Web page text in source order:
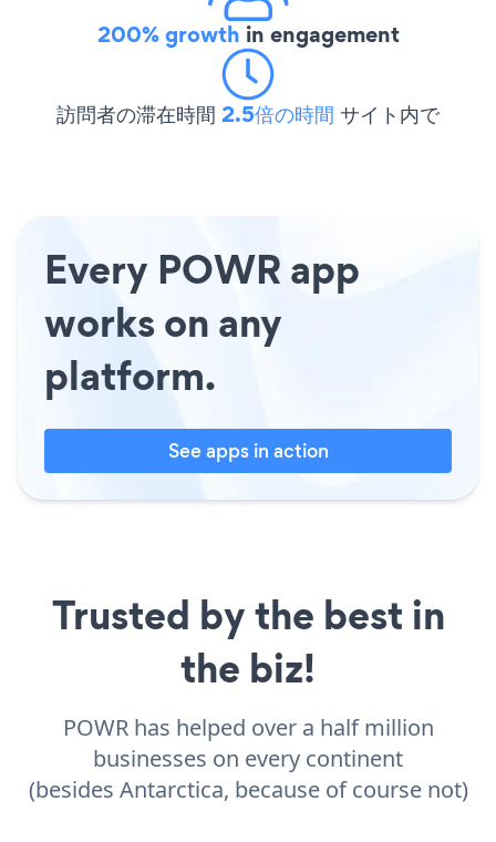
200% growth in engagement
訪問者の滞在時間 2.5倍の時間 サイト内で
Every POWR app
works on any
platform.
See apps in action
Trusted by the best in
the biz!
POWR has helped over a half million
businesses on every continent
(besides Antarctica, because of course not)